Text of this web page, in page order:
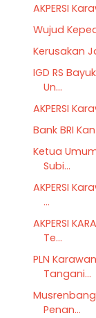
AKPERSI
Wujud
Kerusakan
IGD RS
Un...
AKPERSI
Bank BRI
‎Ketua
Subi...
AKPERSI
...
AKPERSI
Te...
PLN
Tangani...
Penan...